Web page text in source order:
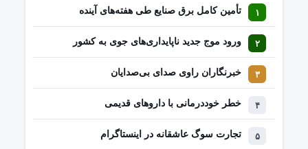
تأمین کامل برق صنایع طی هفته‌های آینده
ورود موج جدید ناپایداری‌های جوی به کشور
خبرنگاران راوی صدای بی‌صدایان
خطر خوددرمانی با داروهای قدیمی
تجارت سوگ عاشقانه در اینستاگرام